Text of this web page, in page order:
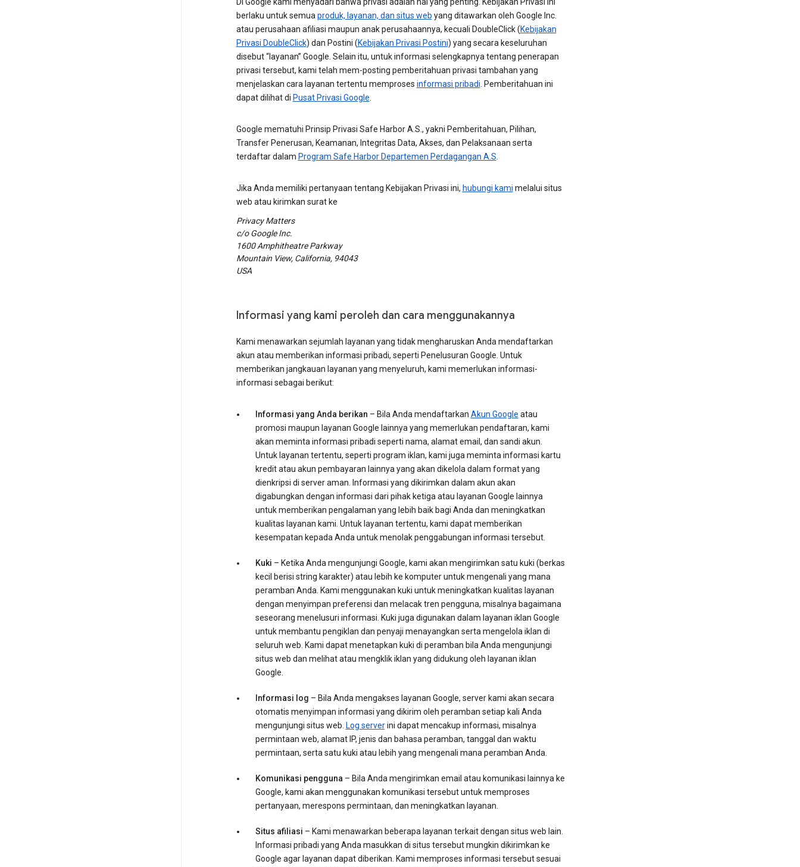
berlaku untuk semua produk, layanan, dan situs web yang ditawarkan oleh Google Inc.
atau perusahaan afiliasi maupun anak perusahaannya, kecuali DoubleClick (Kebijakan
Privasi DoubleClick) dan Postini (Kebijakan Privasi Postini) yang secara keseluruhan
disebut “layanan” Google. Selain itu, untuk informasi selengkapnya tentang penerapan
privasi tersebut, kami telah mem-posting pemberitahuan privasi tambahan yang
menjelaskan cara layanan tertentu memproses informasi pribadi . Pemberitahuan ini
dapat dilihat di Pusat Privasi Google
Google mematuhi Prinsip Privasi Safe Harbor A.S., yakni Pemberitahuan, Pilihan,
Transfer Penerusan, Keamanan, Integritas Data, Akses, dan Pelaksanaan serta
terdaftar dalam Program Safe Harbor Departemen Perdagangan A.S
Jika Anda memiliki pertanyaan tentang Kebijakan Privasi ini, hubungi kami melalui situs
web atau kirimkan surat ke
Privacy Matters
c/o Google Inc.
1600 Amphitheatre Parkway
Mountain View, California, 94043
USA
Informasi yang kami peroleh dan cara menggunakannya
Kami menawarkan sejumlah layanan yang tidak mengharuskan Anda mendaftarkan
akun atau memberikan informasi pribadi, seperti Penelusuran Google. Untuk
memberikan jangkauan layanan yang menyeluruh, kami memerlukan informasi-
informasi sebagai berikut:
Informasi yang Anda berikan – Bila Anda mendaftarkan Akun Google atau
promosi maupun layanan Google lainnya yang memerlukan pendaftaran, kami
akan meminta informasi pribadi seperti nama, alamat email, dan sandi akun.
Untuk layanan tertentu, seperti program iklan, kami juga meminta informasi kartu
kredit atau akun pembayaran lainnya yang akan dikelola dalam format yang
dienkripsi di server aman. Informasi yang dikirimkan dalam akun akan
digabungkan dengan informasi dari pihak ketiga atau layanan Google lainnya
untuk memberikan pengalaman yang lebih baik bagi Anda dan meningkatkan
kualitas layanan kami. Untuk layanan tertentu, kami dapat memberikan
kesempatan kepada Anda untuk menolak penggabungan informasi tersebut.
Kuki – Ketika Anda mengunjungi Google, kami akan mengirimkan satu kuki (berkas
kecil berisi string karakter) atau lebih ke komputer untuk mengenali yang mana
peramban Anda. Kami menggunakan kuki untuk meningkatkan kualitas layanan
dengan menyimpan preferensi dan melacak tren pengguna, misalnya bagaimana
seseorang menelusuri informasi. Kuki juga digunakan dalam layanan iklan Google
untuk membantu pengiklan dan penyaji menayangkan serta mengelola iklan di
seluruh web. Kami dapat menetapkan kuki di peramban bila Anda mengunjungi
situs web dan melihat atau mengklik iklan yang didukung oleh layanan iklan
Google.
Informasi log – Bila Anda mengakses layanan Google, server kami akan secara
otomatis menyimpan informasi yang dikirim oleh peramban setiap kali Anda
mengunjungi situs web. Log serverini dapat mencakup informasi, misalnya
permintaan web, alamat IP, jenis dan bahasa peramban, tanggal dan waktu
permintaan, serta satu kuki atau lebih yang mengenali mana peramban Anda.
Komunikasi pengguna – Bila Anda mengirimkan email atau komunikasi lainnya ke
Google, kami akan menggunakan komunikasi tersebut untuk memproses
pertanyaan, merespons permintaan, dan meningkatkan layanan.
Situs afiliasi – Kami menawarkan beberapa layanan terkait dengan situs web lain.
Informasi pribadi yang Anda masukkan di situs tersebut mungkin dikirimkan ke
Google agar layanan dapat diberikan. Kami memproses informasi tersebut sesuai